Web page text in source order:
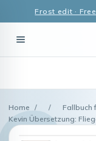
Frost edit ·
Home / /
Fallbuch
Kevin Übersetzung: